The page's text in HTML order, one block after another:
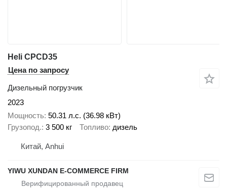
Heli CPCD35
Цена по запросу
Дизельный погрузчик
2023
Мощность 50.31 л.с. (36.98 кВт)
Грузопод. 3 500 кг Топливо дизель
Китай, Anhui
YIWU XUNDAN E-COMMERCE FIRM